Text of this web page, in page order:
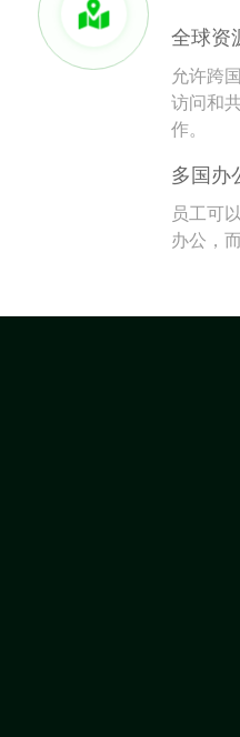
全球资
允许跨
访问和
作。
多国办
员工可
办公，